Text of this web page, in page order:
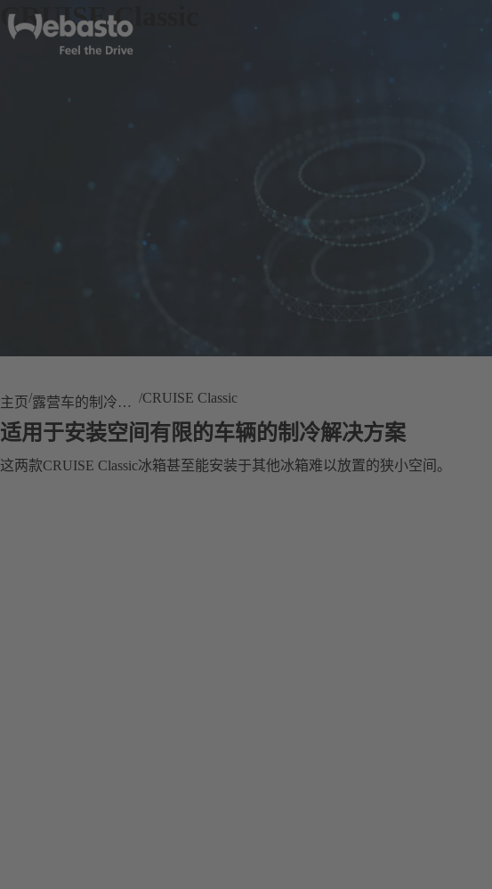
CRUISE Classic
主页 露营车的制冷解决方案 CRUISE Classic
适用于安装空间有限的车辆的制冷解决方案
这两款CRUISE Classic冰箱甚至能安装于其他冰箱难以放置的狭小空间。